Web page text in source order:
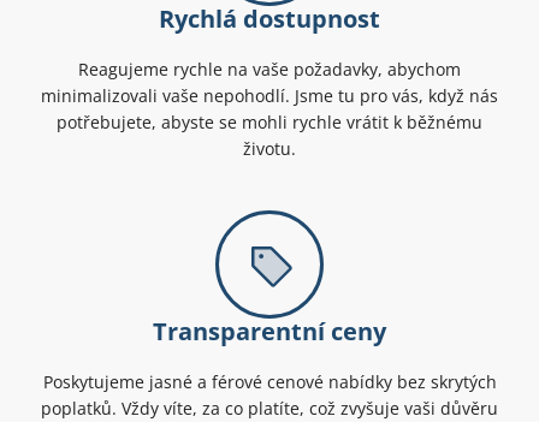
Rychlá dostupnost
Reagujeme rychle na vaše požadavky, abychom
minimalizovali vaše nepohodlí. Jsme tu pro vás, když nás
potřebujete, abyste se mohli rychle vrátit k běžnému
životu.
Transparentní ceny
Poskytujeme jasné a férové cenové nabídky bez skrytých
poplatků. Vždy víte, za co platíte, což zvyšuje vaši důvěru